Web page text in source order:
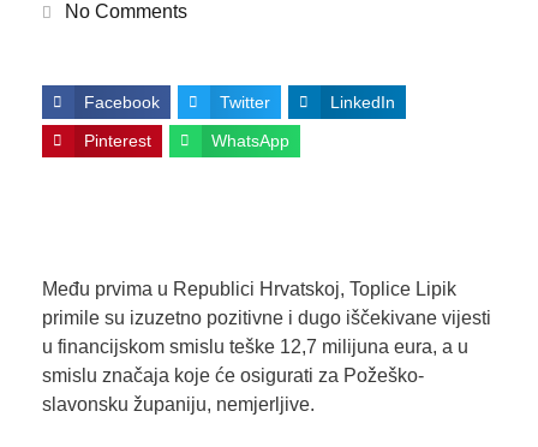
No Comments
Facebook Twitter LinkedIn
Pinterest WhatsApp
Među prvima u Republici Hrvatskoj, Toplice Lipik
primile su izuzetno pozitivne i dugo iščekivane vijesti
u financijskom smislu teške 12,7 milijuna eura, a u
smislu značaja koje će osigurati za Požeško-
slavonsku županiju, nemjerljive.